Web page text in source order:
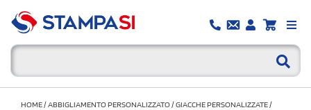
HOME/ABBIGLIAMENTO PERSONALIZZATO/GIACCHE PERSONALIZZATE/